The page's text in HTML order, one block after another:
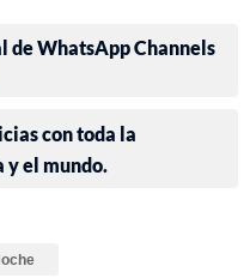
de WhatsApp Channels
con toda la
el mundo.